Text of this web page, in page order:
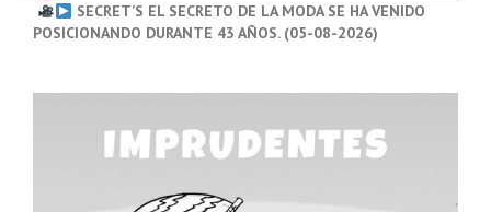
SECRET’S EL SECRETO DE LA MODA SE HA VENIDO
POSICIONANDO DURANTE 43 AÑOS. (05-08-2026)